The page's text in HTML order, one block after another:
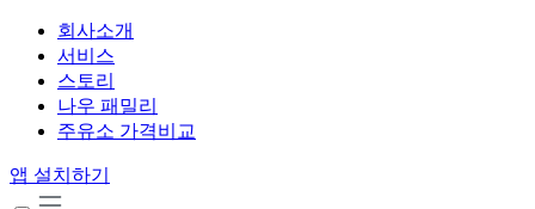
회사소개
서비스
스토리
나우 패밀리
주유소 가격비교
앱 설치하기